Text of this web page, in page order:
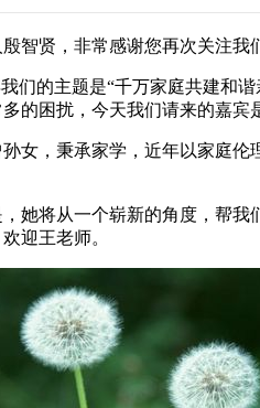
智贤，非常感谢您再次关注我
们的主题是“千万家庭共建和
困扰，今天我们请来的嘉
女，秉承家学，近年以家庭
她将从一个崭新的角度，帮
迎王老师。